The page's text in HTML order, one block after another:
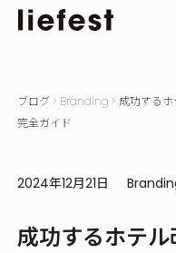
ブログ > Branding > 成功する
完全ガイド
2024年12月21日
成功するホテ